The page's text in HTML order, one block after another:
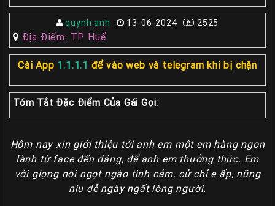
Đăng
Gái
Gọi
Gòn
Gái
Đà
Nẵng
quynh anh 13-06-2024 2525
Địa Điểm: TP Huế
Cài App 1.1.1.1 để vào web và telegram khi bị chặn
Tóm Tắt Đặc Điểm Của Gái Gọi:
Hôm nay xin giới thiệu tới anh em một em hàng ngon
lành từ face đến dáng, để anh em thưởng thức. Em
với giọng nói ngọt ngào tình cảm, cử chỉ e ấp, nũng
nịu dễ ngây ngất lòng người.